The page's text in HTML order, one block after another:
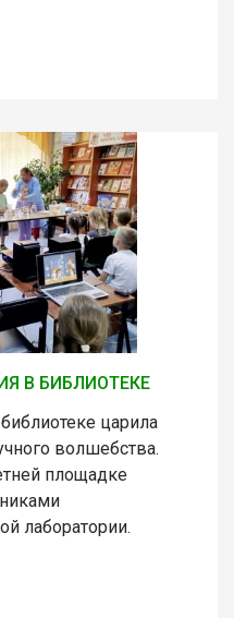
В БИБЛИОТЕКЕ
царила
волшебства.
площадке
лаборатории.